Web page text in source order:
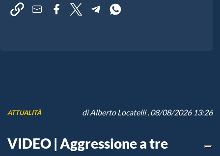
ATTUALITÀ diAlberto Locatelli, 08/08/2026 13:26
VIDEO | Aggressione a tre